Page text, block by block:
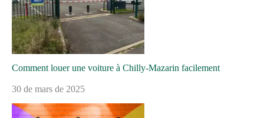
Comment louer une voiture à Chilly-Mazarin facilement
30 de mars de 2025